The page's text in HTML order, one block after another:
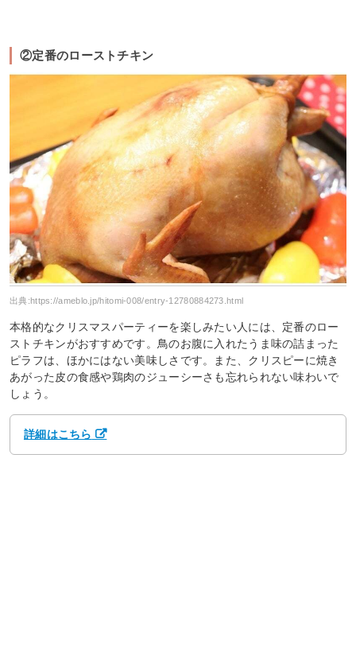
②定番のローストチキン
出典:https://ameblo.jp/hitomi-008/entry-12780884273.html
本格的なクリスマスパーティーを楽しみたい人には、定番のロー
ストチキンがおすすめです。鳥のお腹に入れたうま味の詰まった
ピラフは、ほかにはない美味しさです。また、クリスピーに焼き
あがった皮の食感や鶏肉のジューシーさも忘れられない味わいで
しょう。
詳細はこちら